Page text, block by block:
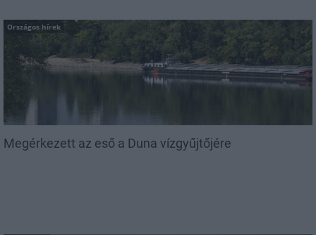
Országos hírek
Megérkezett az eső a Duna vízgyűjtőjére